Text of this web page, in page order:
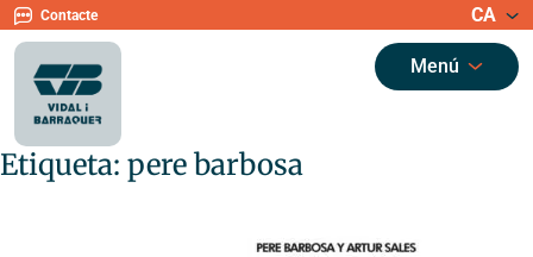
Contacte CA
Menú
Etiqueta: pere barbosa